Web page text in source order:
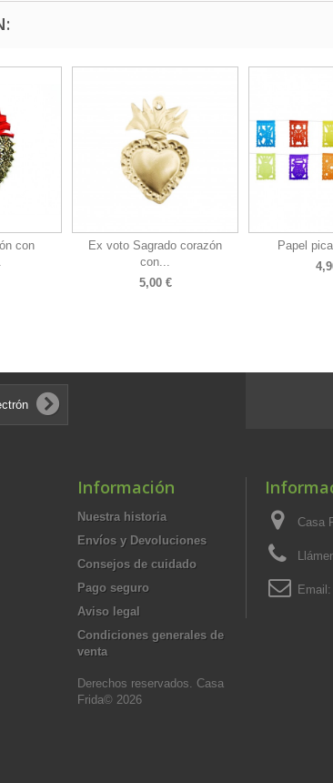
con
Ex voto Sagrado corazón
con...
5,00 €
Papel
Información
Nuestra historia
Envíos y Devoluciones
Consejos de cuidado
Pago seguro
Aviso legal
Condiciones generales de
venta
Derechos reservados. Casa
Frida© 2026
Casa
Email: